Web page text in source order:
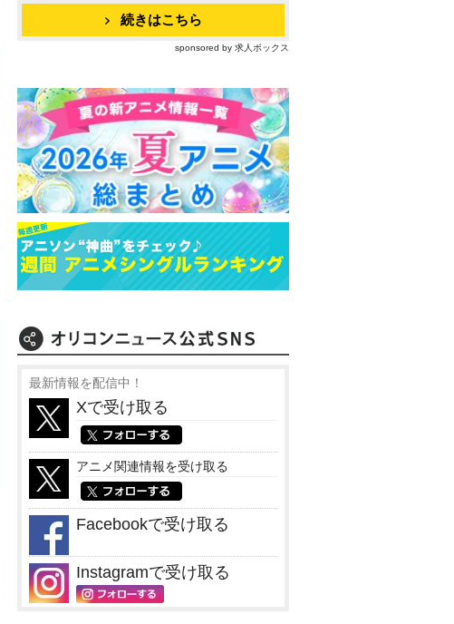
続きはこちら
sponsored by 求人ボックス
最新情報を配信中！
Xで受け取る
アニメ関連情報を受け取る
Facebookで受け取る
Instagramで受け取る